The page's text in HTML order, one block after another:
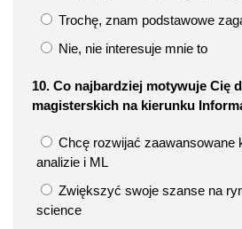
Trochę, znam podstawowe
Nie, nie interesuje mnie to
10. Co najbardziej motywuje Cię
magisterskich na kierunku
Chcę rozwijać zaawansowane
analizie i ML
Zwiększyć swoje szanse na
science